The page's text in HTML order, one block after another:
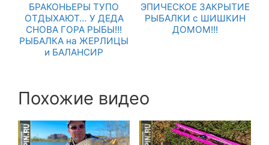
БРАКОНЬЕРЫ ТУПО
ОТДЫХАЮТ… У ДЕДА
СНОВА ГОРА РЫБЫ!!!
РЫБАЛКА на ЖЕРЛИЦЫ
и БАЛАНСИР
ЭПИЧЕСКОЕ ЗАКРЫТИЕ
РЫБАЛКИ с ШИШКИН
ДОМОМ!!!
Похожие видео